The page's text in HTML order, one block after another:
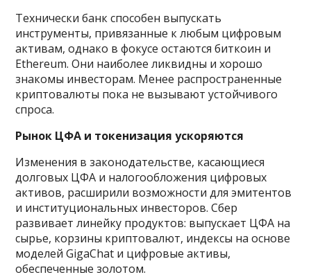
Технически банк способен выпускать
инструменты, привязанные к любым цифровым
активам, однако в фокусе остаются биткоин и
Ethereum. Они наиболее ликвидны и хорошо
знакомы инвесторам. Менее распространенные
криптовалюты пока не вызывают устойчивого
спроса.
Рынок ЦФА и токенизация ускоряются
Изменения в законодательстве, касающиеся
долговых ЦФА и налогообложения цифровых
активов, расширили возможности для эмитентов
и институциональных инвесторов. Сбер
развивает линейку продуктов: выпускает ЦФА на
сырье, корзины криптовалют, индексы на основе
моделей GigaChat и цифровые активы,
обеспеченные золотом.